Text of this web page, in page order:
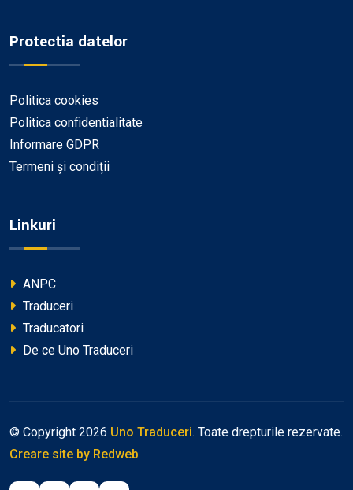
Protectia datelor
Politica cookies
Politica confidentialitate
Informare GDPR
Termeni și condiții
Linkuri
ANPC
Traduceri
Traducatori
De ce Uno Traduceri
© Copyright 2026 Uno Traduceri. Toate drepturile rezervate.
Creare site by Redweb